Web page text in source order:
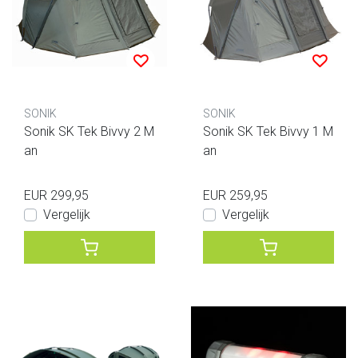
SONIK
Sonik SK Tek Bivvy 2 M
an
EUR 299,95
Vergelijk
SONIK
Sonik SK Tek Bivvy 1 M
an
EUR 259,95
Vergelijk